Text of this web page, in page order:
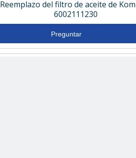
Reemplazo del filtro de aceite de
6002111230
Preguntar